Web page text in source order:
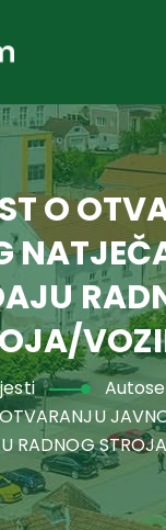
vrijeme
O
RADNOG